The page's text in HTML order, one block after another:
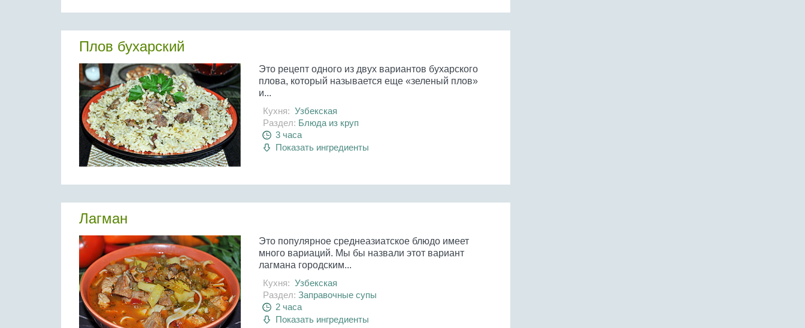
Плов бухарский
Это рецепт одного из двух вариантов бухарского
плова, который называется еще «зеленый плов»
и...
Кухня: Узбекская
Раздел: Блюда из круп
3 часа
Показать ингредиенты
Лагман
Это популярное среднеазиатское блюдо имеет
много вариаций. Мы бы назвали этот вариант
лагмана городским...
Кухня: Узбекская
Раздел: Заправочные супы
2 часа
Показать ингредиенты